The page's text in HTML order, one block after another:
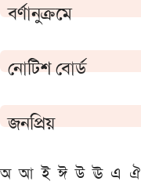
বর্ণানুক্রমে
নোটিশ বোর্ড
জনপ্রিয়
অ আ ই ঈ উ ঊ এ ঐ